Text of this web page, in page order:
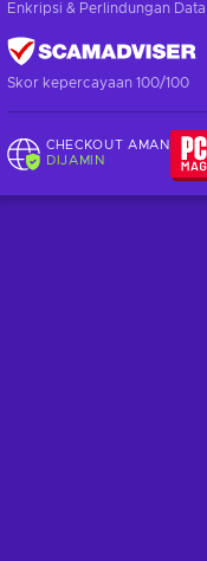
Enkripsi & Perlindungan Data
Skor kepercayaan 100/100
CHECKOUT AMAN
DIJAMIN